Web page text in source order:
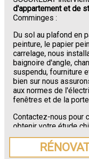
d'appartement et de
Comminges :
Du sol au plafond en
peinture, le papier
carrelage, nous
baignoire d'angle,
suspendu, fourniture
bien sur nous
aux normes de
fenêtres et de la
Contactez-nous pour
obtenir votre étude
rénovation de maison
Frontignan-de-